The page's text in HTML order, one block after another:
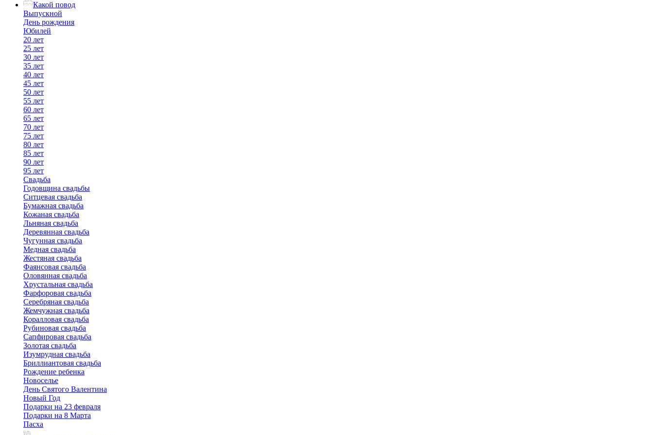
Какой повод
Выпускной
День рождения
Юбилей
20 лет
25 лет
30 лет
35 лет
40 лет
45 лет
50 лет
55 лет
60 лет
65 лет
70 лет
75 лет
80 лет
85 лет
90 лет
95 лет
Свадьба
Годовщина свадьбы
Ситцевая свадьба
Бумажная свадьба
Кожаная свадьба
Льняная свадьба
Деревянная свадьба
Чугунная свадьба
Медная свадьба
Жестяная свадьба
Фаянсовая свадьба
Оловянная свадьба
Хрустальная свадьба
Фарфоровая свадьба
Серебряная свадьба
Жемчужная свадьба
Коралловая свадьба
Рубиновая свадьба
Сапфировая свадьба
Золотая свадьба
Изумрудная свадьба
Бриллиантовая свадьба
Рождение ребенка
Новоселье
День Святого Валентина
Новый Год
Подарки на 23 февраля
Подарки на 8 Марта
Пасха